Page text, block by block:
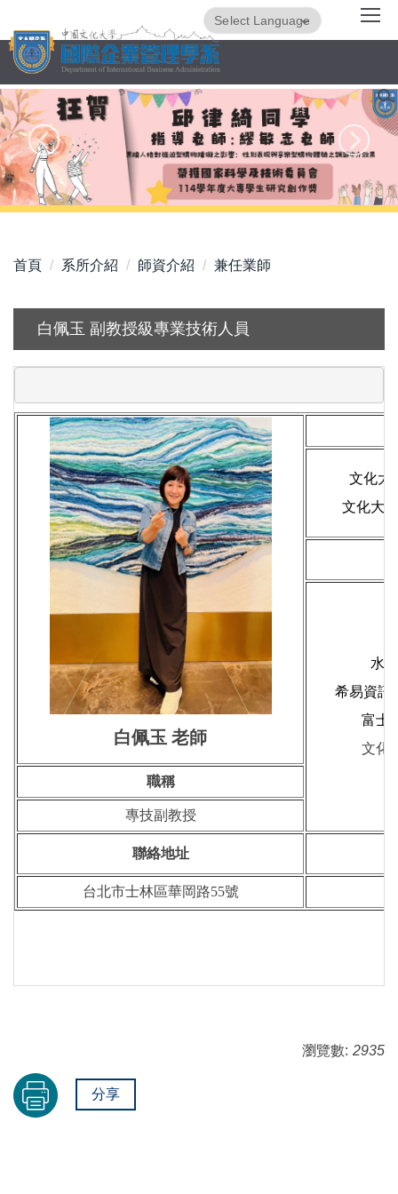
到
主
內
容
區
Translate
首頁 系所介紹 師資介紹 兼任業師
白佩玉 副教授級專業技術人員
白佩玉 老師
文化大
文化大
水
希易資訊
富士
文化
職稱
專技副教授
聯絡地址
台北市士林區華岡路55號
瀏覽數: 2935
分享